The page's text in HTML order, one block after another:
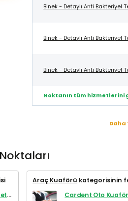
Binek - Detaylı Anti Bakteriyel
Binek - Detaylı Anti Bakteriyel
Binek - Detaylı Anti Bakteriyel
Noktanın tüm hizmetlerini
Daha
Beni Yıka AHL Otopark İşletmesi
Araç Kuaförü kategorisinin
Cardent Oto Kuaför